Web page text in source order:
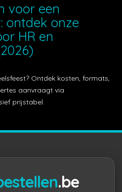
voor een
ontdek onze
HR en
Ontdek kosten, formats,
aanvraagt via
prijstabel.
.be